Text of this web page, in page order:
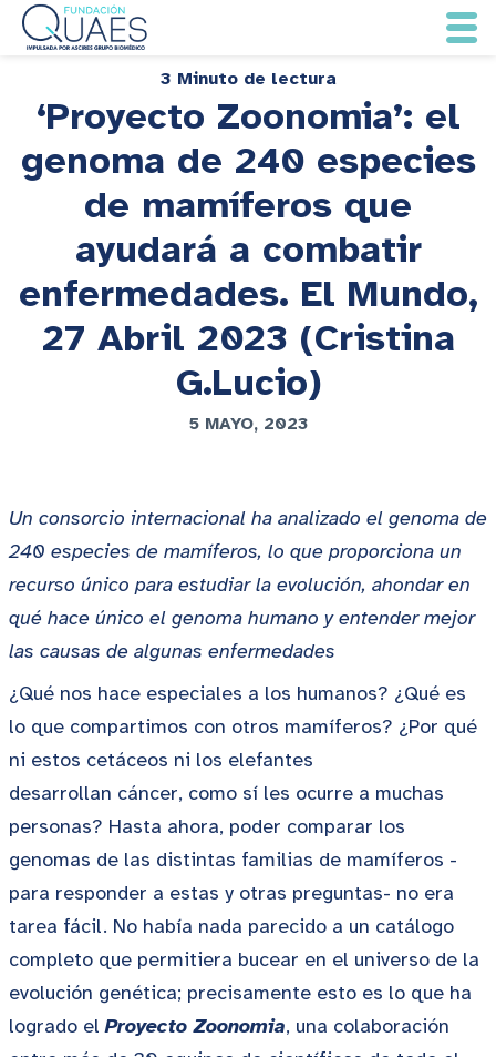
3 Minuto de lectura
‘Proyecto Zoonomia’: el
genoma de 240 especies
de mamíferos que
ayudará a combatir
enfermedades. El Mundo,
27 Abril 2023 (Cristina
G.Lucio)
5 MAYO, 2023
Un consorcio internacional ha analizado el genoma de
240 especies de mamíferos, lo que proporciona un
recurso único para estudiar la evolución, ahondar en
qué hace único el genoma humano y entender mejor
las causas de algunas enfermedades
¿Qué nos hace especiales a los humanos? ¿Qué es
lo que compartimos con otros mamíferos? ¿Por qué
ni estos cetáceos ni los elefantes
desarrollan cáncer, como sí les ocurre a muchas
personas? Hasta ahora, poder comparar los
genomas de las distintas familias de mamíferos -
para responder a estas y otras preguntas- no era
tarea fácil. No había nada parecido a un catálogo
completo que permitiera bucear en el universo de la
evolución genética; precisamente esto es lo que ha
logrado elProyecto Zoonomia, una colaboración